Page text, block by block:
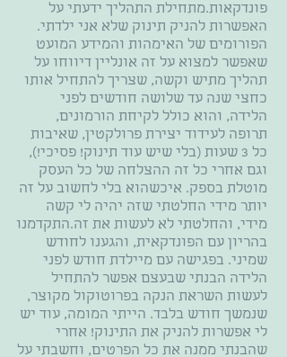
פונדקאות.מתחילת התהליך ידעתי על
האפשרות להניק תינוק שלא אני ילדתי.
הפורומים של האימהות והמידע המועט
שאפשר למצוא על זה אונליין דיווחו על
תהליך מתיש וקשה, שצריך להתחיל אותו
כחצי שנה עד שלושה חודשים לפני
הלידה, והוא כולל לקיחת הורמונים,
תרופה לעידוד יצירת פרולקטין, שאיבות
כל 3 שעות (בלי שיש עוד תינוק! פסיכי!),
וגם אחרי כל זה ההצלחה של כל העסק
מוטלת בספק. איכשהוא בלי לחשוב על זה
יותר מידי החלטתי שזה יהיה לי קשה
מידי, והחלטתי לא לעשות את זה.התקדמנו
בהריון עם הפונדקאית, והגענו לחודש
שמיני. בפגישה עם מיילדת חודש לפני
הלידה הבנתי שבעצם אפשר להתחיל
לעשות השראת הנקה בפרוטוקול מקוצר,
שנמשך חודש בלבד. הייתי המומה, עוד יש
לי אפשרות להניק את התינוק! אחרי
שהבנתי ממנה את כל הפרטים, וחשבתי על